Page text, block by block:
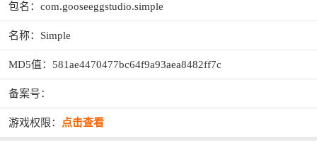
包名：com.gooseeggstudio.simple
名称：Simple
MD5值：581ae4470477bc64f9a93aea8482ff7c
备案号：
游戏权限： 点击查看